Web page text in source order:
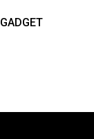
GADGET